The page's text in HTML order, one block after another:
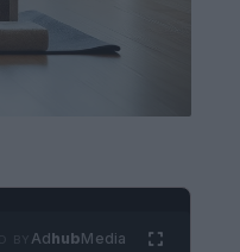
AdhubMedia